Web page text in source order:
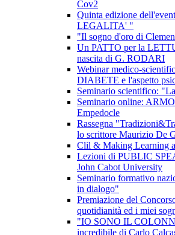
Cov2
Quinta edizione
LEGALITA' "
"Il sogno d'oro di
Un PATTO per la
nascita di G. RODARI
Webinar medico-
DIABETE e l'aspetto
Seminario scientifico:
Seminario online:
Empedocle
Rassegna
lo scrittore Maurizio De
Clil & Making Learning
Lezioni di PUBLIC
John Cabot University
Seminario formativo
in dialogo"
Premiazione del
quotidianità ed i miei
"IO SONO IL
incredibile di Carlo